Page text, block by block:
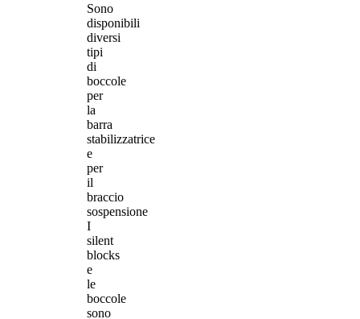
Sono
disponibili
diversi
tipi
di
boccole
per
la
barra
stabilizzatrice
e
per
il
braccio
sospensione
I
silent
blocks
e
le
boccole
sono